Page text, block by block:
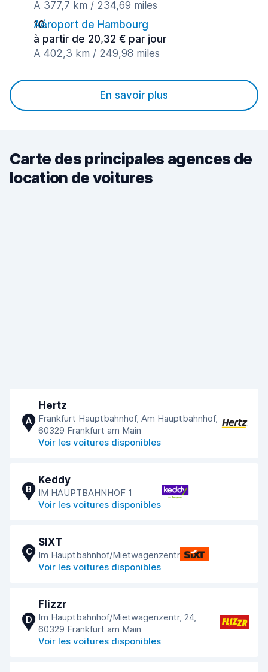
A 377,7 km / 234,69 miles
Aéroport de Hambourg
à partir de 20,32 € par jour
A 402,3 km / 249,98 miles
En savoir plus
Carte des principales agences de
location de voitures
A
Hertz
Frankfurt Hauptbahnhof, Am Hauptbahnhof,
60329 Frankfurt am Main
Voir les voitures disponibles
B
Keddy
IM HAUPTBAHNHOF 1
Voir les voitures disponibles
C
SIXT
Im Hauptbahnhof/Mietwagenzentr
Voir les voitures disponibles
D
Flizzr
Im Hauptbahnhof/Mietwagenzentr, 24,
60329 Frankfurt am Main
Voir les voitures disponibles